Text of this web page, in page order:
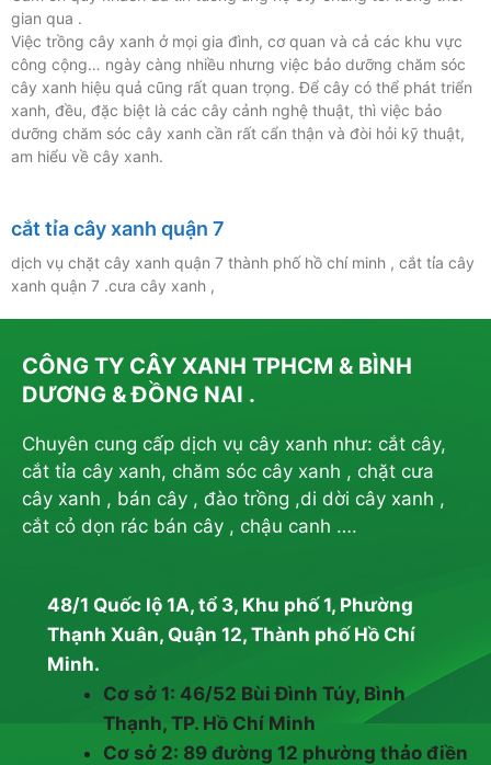
gian qua .
Việc trồng cây xanh ở mọi gia đình, cơ quan và cả các khu vực
công cộng… ngày càng nhiều nhưng việc bảo dưỡng chăm sóc
cây xanh hiệu quả cũng rất quan trọng. Để cây có thể phát triển
xanh, đều, đặc biệt là các cây cảnh nghệ thuật, thì việc bảo
dưỡng chăm sóc cây xanh cần rất cẩn thận và đòi hỏi kỹ thuật,
am hiểu về cây xanh.
cắt tỉa cây xanh quận 7
dịch vụ chặt cây xanh quận 7 thành phố hồ chí minh , cắt tỉa cây
xanh quận 7 .cưa cây xanh ,
CÔNG TY CÂY XANH TPHCM & BÌNH
DƯƠNG & ĐỒNG NAI .
Chuyên cung cấp dịch vụ cây xanh như: cắt cây,
cắt tỉa cây xanh, chăm sóc cây xanh , chặt cưa
cây xanh , bán cây , đào trồng ,di dời cây xanh ,
cắt cỏ dọn rác bán cây , chậu canh ….
48/1 Quốc lộ 1A, tổ 3, Khu phố 1, Phường
Thạnh Xuân, Quận 12, Thành phố Hồ Chí
Minh.
Cơ sở 1: 46/52 Bùi Đình Túy, Bình
Thạnh, TP. Hồ Chí Minh
Cơ sở 2: 89 đường 12 phường thảo điền